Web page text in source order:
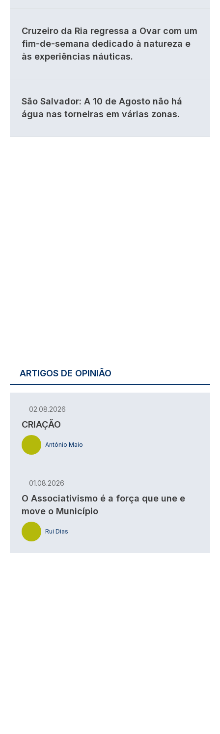
Cruzeiro da Ria regressa a Ovar com um
fim-de-semana dedicado à natureza e
às experiências náuticas.
São Salvador: A 10 de Agosto não há
água nas torneiras em várias zonas.
ARTIGOS DE OPINIÃO
02.08.2026
CRIAÇÃO
António Maio
01.08.2026
O Associativismo é a força que une e
move o Município
Rui Dias